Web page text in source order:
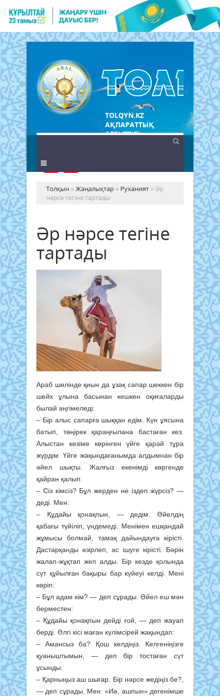
TOLQYN.KZ
АҚПАРАТТЫҚ
АГЕНТТІГІ
Толқын »Жаңалықтар » Руханият » Әр
нәрсе тегіне тартады
Әр нәрсе тегіне
тартады
Араб шөлінде қиын да ұзақ сапар шеккен бір
шейх ұлына басынан кешкен оқиғаларды
былай әңгімеледі:
– Бір алыс сапарға шыққан едім. Күн ұясына
батып, төңірек қараңғылана бастаған кез.
Алыстан көзіме көрінген үйге қарай тұра
жүрдім. Үйге жақындағанымда алдымнан бір
әйел шықты. Жалғыз екенімді көргенде
қайран қалып:
– Сіз кімсіз? Бұл жерден не іздеп жүрсіз? —
деді. Мен:
– Құдайы қонақпын, — дедім. Әйелдің
қабағы түйіліп, үндемеді. Менімен ешқандай
жұмысы болмай, тамақ дайындауға кірісті.
Дастарқанды әзірлеп, ас ішуге кірісті. Бәрін
жалап-жұқтап жеп алды. Бір кезде қолында
сүт құйылған бақыры бар күйеуі келді. Мені
көріп:
– Бұл адам кім? — деп сұрады. Әйел еш мән
берместен:
– Құдайы қонақпын дейді ғой, — деп жауап
берді. Әлгі кісі маған күлімсірей жақындап:
– Амансыз ба? Қош келдіңіз. Келгеніңізге
қуаныштымын, — деп бір тостаған сүт
ұсынды.
– Қарныңыз аш шығар. Бір нәрсе жедіңіз бе?,
— деп сұрады. Мен: «Иә, ашпын» дегенімше